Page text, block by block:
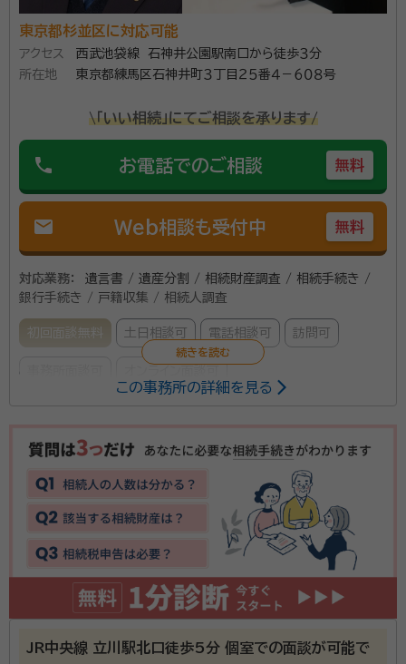
東京都杉並区に対応可能
アクセス
西武池袋線 石神井公園駅南口から徒歩３分
所在地
東京都練馬区石神井町３丁目２５番４－６０８号
\「いい相続」にてご相談を承ります/
phone お電話でのご相談 無料
mail Web相談も受付中 無料
対応業務：
遺言書 / 遺産分割 / 相続財産調査 / 相続手続き /
銀行手続き / 戸籍収集 / 相続人調査
初回面談無料 土日相談可 電話相談可 訪問可
淺野 透
行政書士、入管取次、不当要求防止責任者、著作権相談員、防
経歴：
防衛省陸上自衛隊 特許権者・個人発明家
私は、防衛省陸上自衛隊で約36年勤務して参りました。
各地域で発生した災害派遣はもちろん、様々な行政事務
も扱い、部隊間の連絡・調整業務も行い、2015年9月定
年を迎えました。 翌年、行政書士に登録してから、今日
まで多種多様な業務を手がけて参りましたが、相続・遺
資格等：行政書士、入管取次、不当要求防止責任者、著作権相談員、
この事務所の詳細を見る
JR中央線 立川駅北口徒歩5分 個室での面談が可能で